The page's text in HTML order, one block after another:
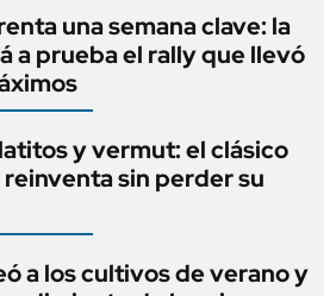
una semana clave: la
a prueba el rally que llevó
y vermut: el clásico
sin perder su
a los cultivos de verano y